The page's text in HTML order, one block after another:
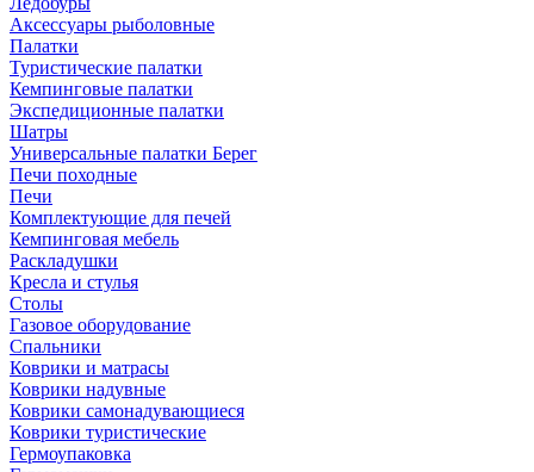
Аксессуары рыболовные
Палатки
Туристические палатки
Кемпинговые палатки
Экспедиционные палатки
Шатры
Универсальные палатки Берег
Печи походные
Печи
Комплектующие для печей
Кемпинговая мебель
Раскладушки
Кресла и стулья
Столы
Газовое оборудование
Спальники
Коврики и матрасы
Коврики надувные
Коврики самонадувающиеся
Коврики туристические
Гермоупаковка